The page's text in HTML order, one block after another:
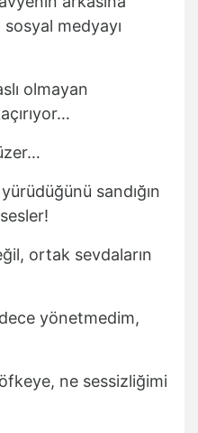
medyayı
olmayan
sandığın
ortak sevdaların
yönetmedim,
öfkeye, ne sessizliğimi